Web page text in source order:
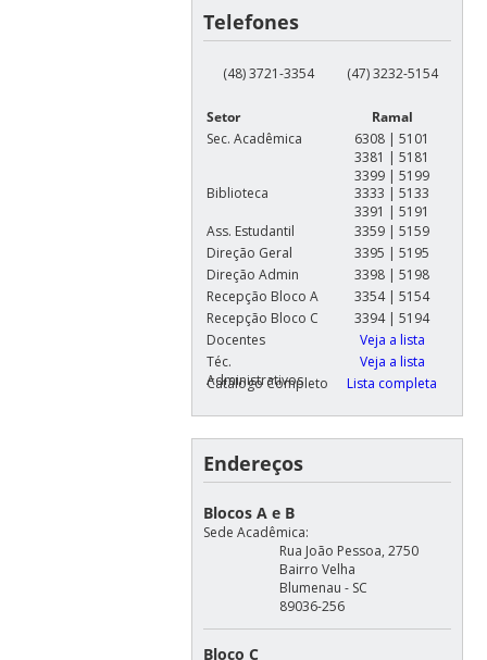
Telefones
(48) 3721-3354 (47) 3232-5154
Setor
Ramal
Sec. Acadêmica
6308 | 5101
3381 | 5181
3399 | 5199
Biblioteca
3333 | 5133
3391 | 5191
Ass. Estudantil
3359 | 5159
Direção Geral
3395 | 5195
Direção Admin
3398 | 5198
Recepção Bloco A
3354 | 5154
Recepção Bloco C
3394 | 5194
Docentes
Veja a lista
Téc.
Administrativos
Veja a lista
Catálogo Completo
Lista completa
Endereços
Blocos A e B
Sede Acadêmica:
Rua João Pessoa, 2750
Bairro Velha
Blumenau - SC
89036-256
Bloco C